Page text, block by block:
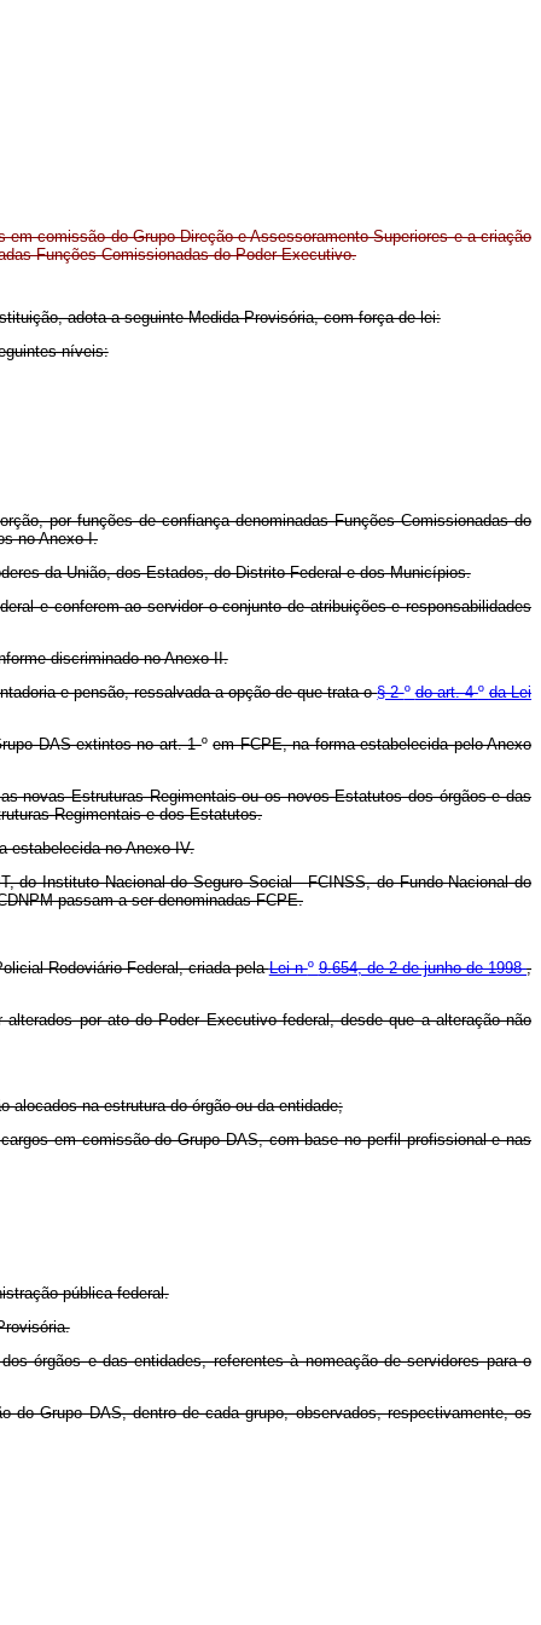
em comissão do Grupo-Direção e Assessoramento Superiores e a criação
Funções Comissionadas do Poder Executivo.
adota a seguinte Medida Provisória, com força de lei:
níveis:
por funções de confiança denominadas Funções Comissionadas do
no Anexo I.
da União, dos Estados, do Distrito Federal e dos Municípios.
e conferem ao servidor o conjunto de atribuições e responsabilidades
discriminado no Anexo II.
e pensão, ressalvada a opção de que trata o§ 2ºdo art. 4º da Lei
DAS extintos no art. 1ºem FCPE, na forma estabelecida pelo Anexo
novas Estruturas Regimentais ou os novos Estatutos dos órgãos e das
Regimentais e dos Estatutos.
estabelecida no Anexo IV.
do Instituto Nacional do Seguro Social - FCINSS, do Fundo Nacional do
passam a ser denominadas FCPE.
Rodoviário Federal, criada pelaLei nº9.654, de 2 de junho de 1998,
por ato do Poder Executivo federal, desde que a alteração não
na estrutura do órgão ou da entidade;
em comissão do Grupo DAS, com base no perfil profissional e nas
pública federal.
órgãos e das entidades, referentes à nomeação de servidores para o
Grupo DAS, dentro de cada grupo, observados, respectivamente, os